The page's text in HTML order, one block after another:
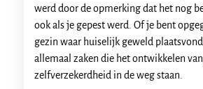
werd door de opmerking dat het nog
ook als je gepest werd. Of je bent
gezin waar huiselijk geweld
allemaal zaken die het ontwikkelen
zelfverzekerdheid in de weg staan.